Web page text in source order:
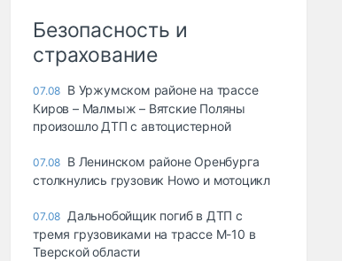
Безопасность и
страхование
07.08 В Уржумском районе на трассе
Киров – Малмыж – Вятские Поляны
произошло ДТП с автоцистерной
07.08 В Ленинском районе Оренбурга
столкнулись грузовик Howo и мотоцикл
07.08 Дальнобойщик погиб в ДТП с
тремя грузовиками на трассе М-10 в
Тверской области